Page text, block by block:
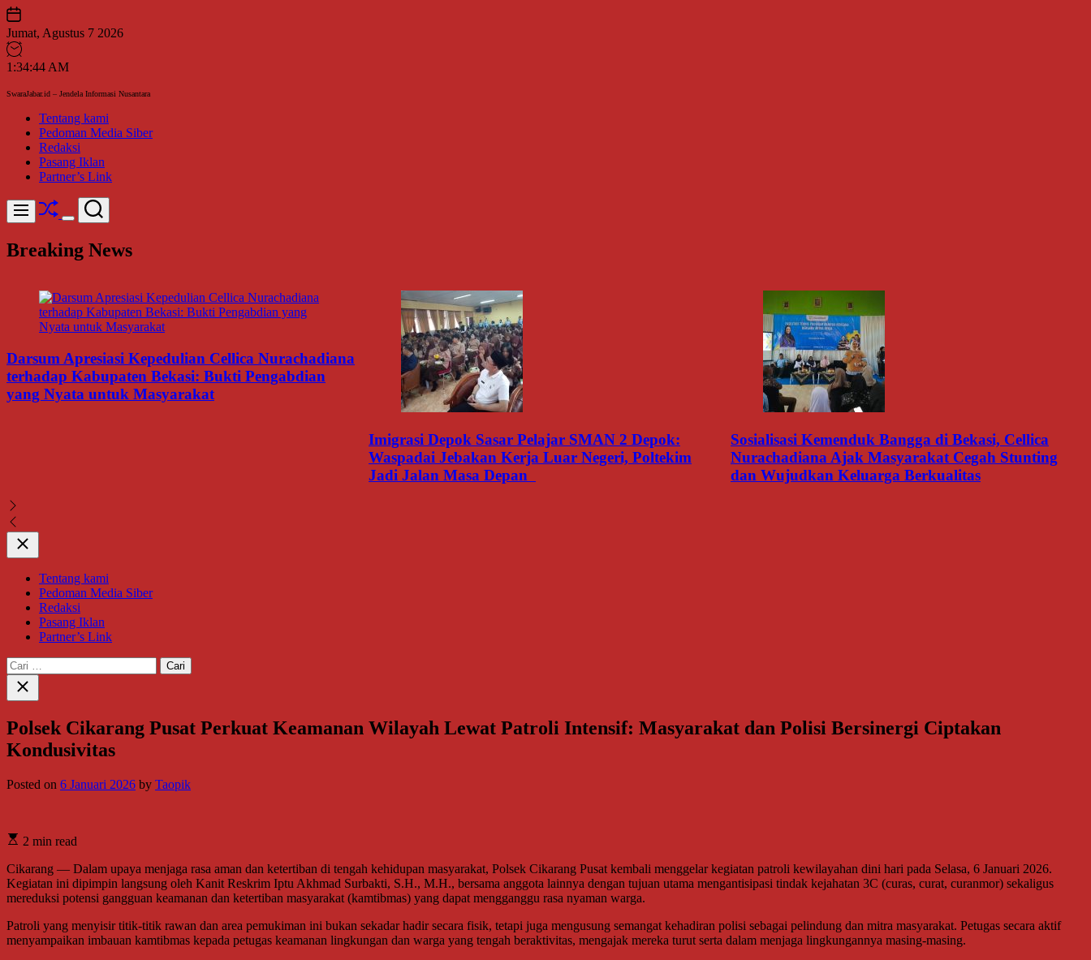
Skip
to
content
Jumat, Agustus 7 2026
1 :34:45 AM
SwaraJabar.id – Jendela Informasi Nusantara
Tentang kami
Pedoman Media Siber
Redaksi
Pasang Iklan
Partner’s Link
Menu Shuffle
Switch
mode
Search
Breaking News
Darsum Apresiasi Kepedulian Cellica Nurachadiana
terhadap Kabupaten Bekasi: Bukti Pengabdian
yang Nyata untuk Masyarakat
Imigrasi Depok Sasar Pelajar SMAN 2 Depok:
Waspadai Jebakan Kerja Luar Negeri, Poltekim
Jadi Jalan Masa Depan
Sosialisasi Kemenduk Bangga di Bekasi, Cellica
Nurachadiana Ajak Masyarakat Cegah Stunting
dan Wujudkan Keluarga Berkualitas
Close
Tentang kami
Pedoman Media Siber
Redaksi
Pasang Iklan
Partner’s Link
Cari
untuk:
Close
search
Polsek Cikarang Pusat Perkuat Keamanan Wilayah Lewat Patroli Intensif: Masyarakat dan Polisi Bersinergi Ciptakan
Kondusivitas
Posted on 6 Januari 2026 by Taopik
2 min read
Cikarang — Dalam upaya menjaga rasa aman dan ketertiban di tengah kehidupan masyarakat, Polsek Cikarang Pusat kembali menggelar kegiatan patroli kewilayahan dini hari pada Selasa, 6 Januari 2026.
Kegiatan ini dipimpin langsung oleh Kanit Reskrim Iptu Akhmad Surbakti, S.H., M.H., bersama anggota lainnya dengan tujuan utama mengantisipasi tindak kejahatan 3C (curas, curat, curanmor) sekaligus
mereduksi potensi gangguan keamanan dan ketertiban masyarakat (kamtibmas) yang dapat mengganggu rasa nyaman warga.
Patroli yang menyisir titik-titik rawan dan area pemukiman ini bukan sekadar hadir secara fisik, tetapi juga mengusung semangat kehadiran polisi sebagai pelindung dan mitra masyarakat. Petugas secara aktif
menyampaikan imbauan kamtibmas kepada petugas keamanan lingkungan dan warga yang tengah beraktivitas, mengajak mereka turut serta dalam menjaga lingkungannya masing-masing.